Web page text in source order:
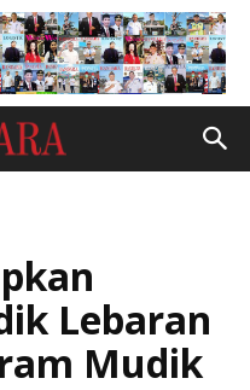
Lebaran
Mudik